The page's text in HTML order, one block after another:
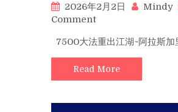
新
（03/17）
2026年2月2日 Mindy
Commenton
大
法
重
出
7500大法重出江湖~阿拉斯加
Read More